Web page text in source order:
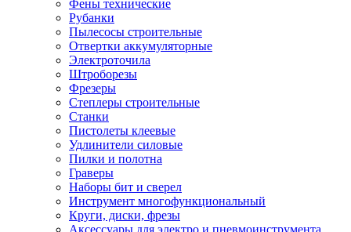
Аксессуары
Электроника
Видеорегистраторы
Радар-детекторы
Парковочные радары
Навигаторы и аксессуары
Навигаторы
Камеры заднего вида
Автомобильные антенны
Сигнализации автомобильные
Телевизоры и мониторы автомобильные
Аксессуары
Автолампы
Фены технические
Рубанки
Пылесосы строительные
Отвертки аккумуляторные
Электроточила
Штроборезы
Фрезеры
Степлеры строительные
Станки
Пистолеты клеевые
Удлинители силовые
Пилки и полотна
Граверы
Наборы бит и сверел
Инструмент многофункциональный
Круги, диски, фрезы
Аксессуары для электро и пневмоинструмента